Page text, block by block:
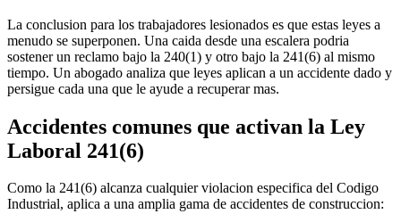
La conclusion para los trabajadores lesionados es que estas leyes a
menudo se superponen. Una caida desde una escalera podria
sostener un reclamo bajo la 240(1) y otro bajo la 241(6) al mismo
tiempo. Un abogado analiza que leyes aplican a un accidente dado y
persigue cada una que le ayude a recuperar mas.
Accidentes comunes que activan la Ley
Laboral 241(6)
Como la 241(6) alcanza cualquier violacion especifica del Codigo
Industrial, aplica a una amplia gama de accidentes de construccion: